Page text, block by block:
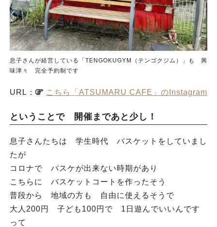
息子さんが経営している「TENGOKUGYM（テンゴクジム）」も 興
味津々 完全予約制です
URL： こちら「ATSUMARU CAFE」のInstagram
ということで 開催まであと少し！
息子さんたちは 学生時代 バスケットをしていまし
たが
コロナで バスケが出来ない時期があり
こちらに バスケットコートを作ったそう
普段から 地域の方も 自由に使えるそうで
大人200円 子ども100円で 1日遊んでいいんです
って